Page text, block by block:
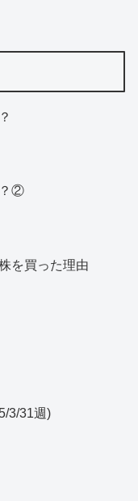
？②
を買った理由
3/31週)